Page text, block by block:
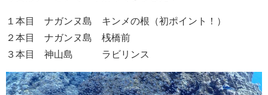
１本目 ナガンヌ島 キンメの根（初ポイント！）
２本目 ナガンヌ島 桟橋前
３本目 神山島 ラビリンス